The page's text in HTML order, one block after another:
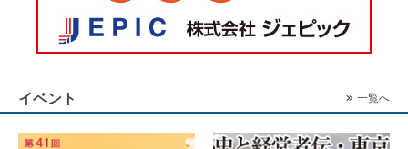
イベント 一覧へ